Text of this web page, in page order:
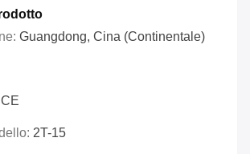
Guangdong, Cina (continentale)
CE
2T-15